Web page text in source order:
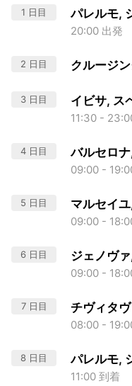
1 日目 パレルモ,
20:00 出発
2 日目 クルージ
3 日目 イビサ, ス
11:30 -
4 日目 バルセロ
09:00 -
5 日目 マルセイ
09:00 -
6 日目 ジェノヴ
09:00 -
7 日目 チヴィタ
08:00 -
8 日目 パレルモ,
11:00 到着